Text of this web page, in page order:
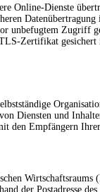
Online-Dienste
unbefugtem Zugriff
TLS-Zertifikat
Diensten und
den Empfängern
der Postadresse